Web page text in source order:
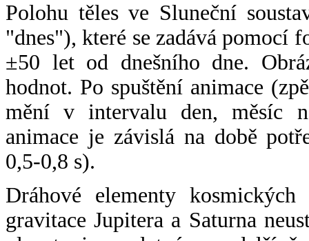
Polohu těles ve Sluneční
"dnes"), které se zadává pomocí
±50 let od dnešního dne.
hodnot. Po spuštění animace
mění v intervalu den, měsíc
animace je závislá na době
0,5-0,8 s).
Dráhové elementy
gravitace Jupitera a Saturna